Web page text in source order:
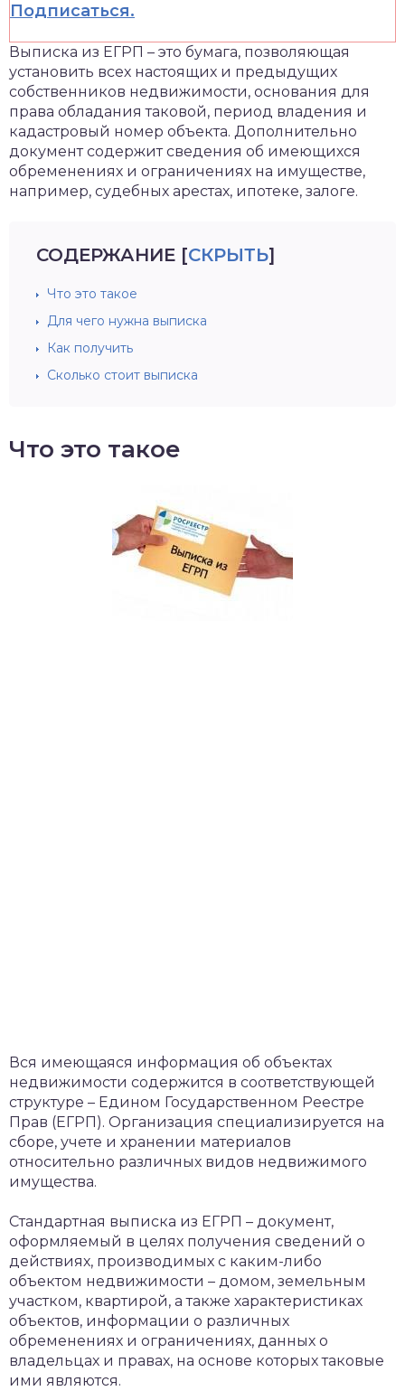
Подписаться.
Выписка из ЕГРП – это бумага, позволяющая
установить всех настоящих и предыдущих
собственников недвижимости, основания для
права обладания таковой, период владения и
кадастровый номер объекта. Дополнительно
документ содержит сведения об имеющихся
обременениях и ограничениях на имуществе,
например, судебных арестах, ипотеке, залоге.
СОДЕРЖАНИЕ [СКРЫТЬ]
Что это такое
Для чего нужна выписка
Как получить
Сколько стоит выписка
Что это такое
Вся имеющаяся информация об объектах
недвижимости содержится в соответствующей
структуре – Едином Государственном Реестре
Прав (ЕГРП). Организация специализируется на
сборе, учете и хранении материалов
относительно различных видов недвижимого
имущества.
Стандартная выписка из ЕГРП – документ,
оформляемый в целях получения сведений о
действиях, производимых с каким-либо
объектом недвижимости – домом, земельным
участком, квартирой, а также характеристиках
объектов, информации о различных
обременениях и ограничениях, данных о
владельцах и правах, на основе которых таковые
ими являются.